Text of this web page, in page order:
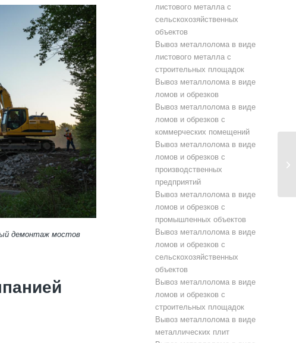
демонтаж мостов
листового металла с
сельскохозяйственных
объектов
Вывоз металлолома в виде
листового металла с
строительных площадок
Вывоз металлолома в виде
ломов и обрезков
Вывоз металлолома в виде
ломов и обрезков с
коммерческих помещений
Вывоз металлолома в виде
ломов и обрезков с
производственных
предприятий
Вывоз металлолома в виде
ломов и обрезков с
промышленных объектов
Вывоз металлолома в виде
ломов и обрезков с
сельскохозяйственных
объектов
Вывоз металлолома в виде
ломов и обрезков с
строительных площадок
Вывоз металлолома в виде
металлических плит